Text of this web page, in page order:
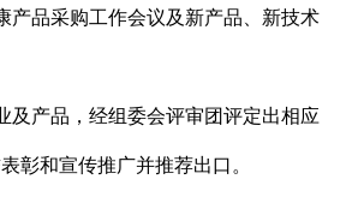
产品采购工作会议及新产品、新技术
及产品，经组委会评审团评定出相应
彰和宣传推广并推荐出口。